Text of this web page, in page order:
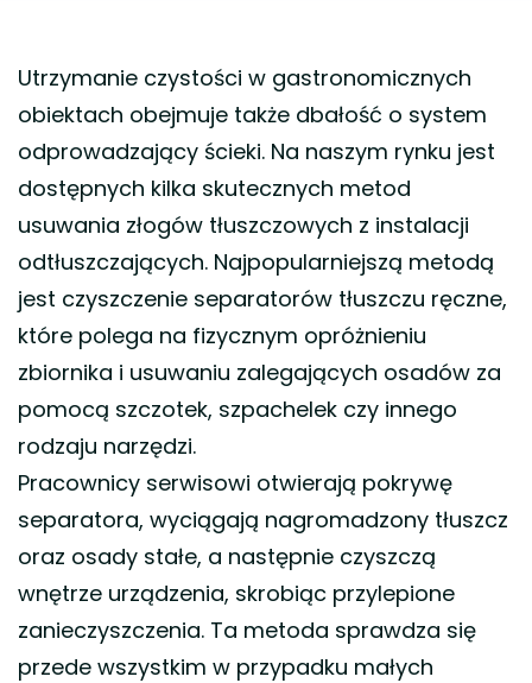
Utrzymanie czystości w gastronomicznych
obiektach obejmuje także dbałość o system
odprowadzający ścieki. Na naszym rynku jest
dostępnych kilka skutecznych metod
usuwania złogów tłuszczowych z instalacji
odtłuszczających. Najpopularniejszą metodą
jest czyszczenie separatorów tłuszczu ręczne,
które polega na fizycznym opróżnieniu
zbiornika i usuwaniu zalegających osadów za
pomocą szczotek, szpachelek czy innego
rodzaju narzędzi.
Pracownicy serwisowi otwierają pokrywę
separatora, wyciągają nagromadzony tłuszcz
oraz osady stałe, a następnie czyszczą
wnętrze urządzenia, skrobiąc przylepione
zanieczyszczenia. Ta metoda sprawdza się
przede wszystkim w przypadku małych